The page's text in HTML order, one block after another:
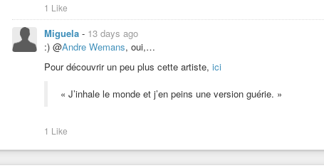
Vidéo de lecture du poème « Au temps de l’humeur ténébreuse »
Poème lu : « Au temps de l’humeur ténébreuse » De la théorie à
plus en plus mirage Contre toujours plus de pollution ; contre to...
1 Like
Miguela - 13 days ago
:) @Andre Wemans, oui,…
Pour découvrir un peu plus cette artiste, ici
« J’inhale le monde et j’en peins une version guérie. »
1 Like